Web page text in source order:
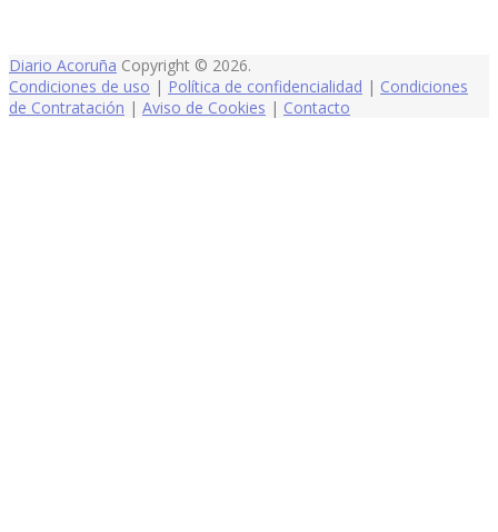
Diario Acoruña Copyright © 2026.
Condiciones de uso | Política de confidencialidad | Condiciones
de Contratación | Aviso de Cookies | Contacto